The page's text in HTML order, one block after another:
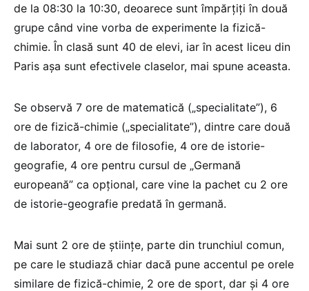
de la 08:30 la 10:30, deoarece sunt împărțiți în două
grupe când vine vorba de experimente la fizică-
chimie. În clasă sunt 40 de elevi, iar în acest liceu din
Paris așa sunt efectivele claselor, mai spune aceasta.
Se observă 7 ore de matematică („specialitate”), 6
ore de fizică-chimie („specialitate”), dintre care două
de laborator, 4 ore de filosofie, 4 ore de istorie-
geografie, 4 ore pentru cursul de „Germană
europeană” ca opțional, care vine la pachet cu 2 ore
de istorie-geografie predată în germană.
Mai sunt 2 ore de științe, parte din trunchiul comun,
pe care le studiază chiar dacă pune accentul pe orele
similare de fizică-chimie, 2 ore de sport, dar și 4 ore